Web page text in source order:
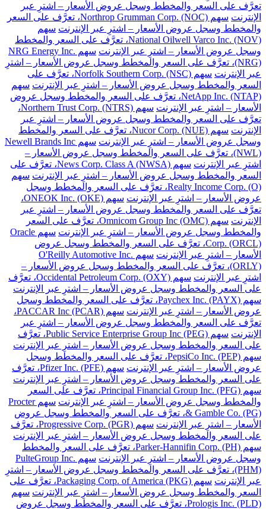
تعرَّف على السعر والمخطط وسجل عروض الأسعار – اشترِ عبر
الإنترنت
سهم Northrop Grumman Corp. (NOC)، تعرَّف على السعر
والمخطط وسجل عروض الأسعار – اشترِ عبر الإنترنت سهم
National Oilwell Varco Inc. (NOV)، تعرَّف على السعر والمخطط
وسجل عروض الأسعار – اشترِ عبر الإنترنت
سهم NRG Energy Inc.
(NRG)، تعرَّف على السعر والمخطط وسجل عروض الأسعار – اشترِ
عبر الإنترنت
سهم Norfolk Southern Corp. (NSC)، تعرَّف على
السعر والمخطط وسجل عروض الأسعار – اشترِ عبر الإنترنت سهم
NetApp Inc. (NTAP)، تعرَّف على السعر والمخطط وسجل عروض
الأسعار – اشترِ عبر الإنترنت
سهم Northern Trust Corp. (NTRS)،
تعرَّف على السعر والمخطط وسجل عروض الأسعار – اشترِ عبر
الإنترنت
سهم Nucor Corp. (NUE)، تعرَّف على السعر والمخطط
وسجل عروض الأسعار – اشترِ عبر الإنترنت
سهم Newell Brands Inc
(NWL)، تعرَّف على السعر والمخطط وسجل عروض الأسعار –
اشترِ عبر الإنترنت
سهم News Corp. Class A (NWSA)، تعرَّف على
السعر والمخطط وسجل عروض الأسعار – اشترِ عبر الإنترنت سهم
Realty Income Corp. (O)، تعرَّف على السعر والمخطط وسجل
عروض الأسعار – اشترِ عبر الإنترنت
سهم ONEOK Inc. (OKE)،
تعرَّف على السعر والمخطط وسجل عروض الأسعار – اشترِ عبر
الإنترنت
سهم Omnicom Group Inc (OMC)، تعرَّف على السعر
والمخطط وسجل عروض الأسعار – اشترِ عبر الإنترنت
سهم Oracle
Corp. (ORCL)، تعرَّف على السعر والمخطط وسجل عروض
الأسعار – اشترِ عبر الإنترنت
سهم O'Reilly Automotive Inc.
(ORLY)، تعرَّف على السعر والمخطط وسجل عروض الأسعار –
اشترِ عبر الإنترنت
سهم Occidental Petroleum Corp. (OXY)، تعرَّف
على السعر والمخطط وسجل عروض الأسعار – اشترِ عبر الإنترنت
سهم Paychex Inc. (PAYX)، تعرَّف على السعر والمخطط وسجل
عروض الأسعار – اشترِ عبر الإنترنت
سهم PACCAR Inc (PCAR)،
تعرَّف على السعر والمخطط وسجل عروض الأسعار – اشترِ عبر
الإنترنت
سهم Public Service Enterprise Group Inc (PEG)، تعرَّف
على السعر والمخطط وسجل عروض الأسعار – اشترِ عبر الإنترنت
سهم PepsiCo Inc. (PEP)، تعرَّف على السعر والمخطط وسجل
عروض الأسعار – اشترِ عبر الإنترنت
سهم Pfizer Inc. (PFE)، تعرَّف
على السعر والمخطط وسجل عروض الأسعار – اشترِ عبر الإنترنت
سهم Principal Financial Group Inc. (PFG)، تعرَّف على السعر
والمخطط وسجل عروض الأسعار – اشترِ عبر الإنترنت
سهم Procter
& Gamble Co. (PG)، تعرَّف على السعر والمخطط وسجل عروض
الأسعار – اشترِ عبر الإنترنت
سهم Progressive Corp. (PGR)، تعرَّف
على السعر والمخطط وسجل عروض الأسعار – اشترِ عبر الإنترنت
سهم Parker-Hannifin Corp. (PH)، تعرَّف على السعر والمخطط
وسجل عروض الأسعار – اشترِ عبر الإنترنت
سهم PulteGroup Inc.
(PHM)، تعرَّف على السعر والمخطط وسجل عروض الأسعار – اشترِ
عبر الإنترنت
سهم Packaging Corp. of America (PKG)، تعرَّف على
السعر والمخطط وسجل عروض الأسعار – اشترِ عبر الإنترنت سهم
Prologis Inc. (PLD)، تعرَّف على السعر والمخطط وسجل عروض